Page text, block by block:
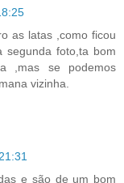
as latas ,como ficou
segunda foto,ta bom
,mas se podemos
vizinha.
e são de um bom